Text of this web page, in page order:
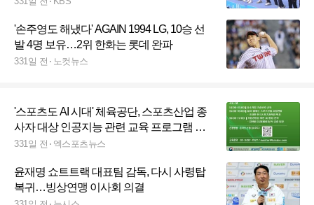
'손주영도 해냈다' AGAIN 1994 LG, 10승 선
발 4명 보유…2위 한화는 롯데 완파
331일 전 노컷뉴스
'스포츠도 AI 시대' 체육공단, 스포츠산업 종
사자 대상 인공지능 관련 교육 프로그램 운
영
331일 전 엑스포츠뉴스
윤재명 쇼트트랙 대표팀 감독, 다시 사령탑
복귀…빙상연맹 이사회 의결